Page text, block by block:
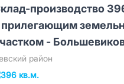
производство
прилегающим
-
район
396 кв.м.